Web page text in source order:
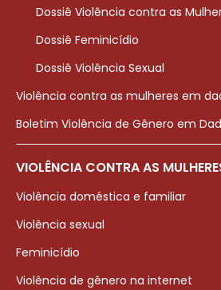
Dossiê Violência contra as
Dossiê Feminicídio
Dossiê Violência Sexual
Violência contra as mulheres em
Boletim Violência de Gênero em
VIOLÊNCIA CONTRA AS
Violência doméstica e familiar
Violência sexual
Feminicídio
Violência de gênero na internet